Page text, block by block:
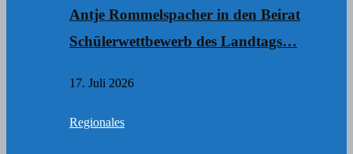
Antje Rommelspacher in den Beirat
Schülerwettbewerb des Landtags…
17. Juli 2026
Regionales